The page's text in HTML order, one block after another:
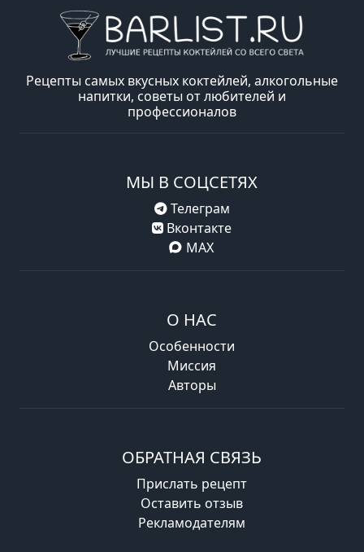
Рецепты самых вкусных коктейлей, алкогольные
напитки, советы от любителей и
профессионалов
МЫ В СОЦСЕТЯХ
Телеграм
Вконтакте
MAX
О НАС
Особенности
Миссия
Авторы
ОБРАТНАЯ СВЯЗЬ
Прислать рецепт
Оставить отзыв
Рекламодателям